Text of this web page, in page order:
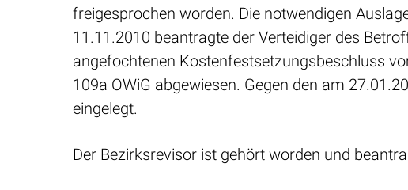
freigesprochen worden. Die notwendigen
11.11.2010 beantragte der Verteidiger des
angefochtenen Kostenfestsetzungsbeschluss
109a OWiG abgewiesen. Gegen den am
eingelegt.
Der Bezirksrevisor ist gehört worden und